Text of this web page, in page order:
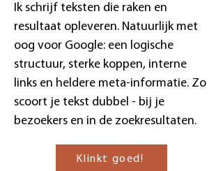
Ik schrijf teksten die raken en
resultaat opleveren. Natuurlijk met
oog voor Google: een logische
structuur, sterke koppen, interne
links en heldere meta-informatie. Zo
scoort je tekst dubbel - bij je
bezoekers en in de zoekresultaten.
Klinkt goed!